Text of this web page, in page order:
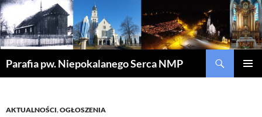
Parafia pw. Niepokalanego Serca NMP
AKTUALNOŚCI,OGŁOSZENIA